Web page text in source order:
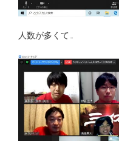
人数が多くて…